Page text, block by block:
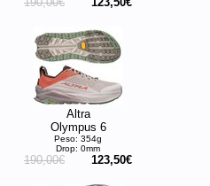
Altra
Olympus 6
Peso: 354g
Drop: 0mm
190,00€ 123,50€